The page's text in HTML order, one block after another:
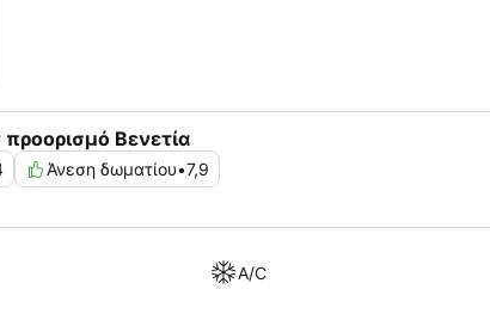
Βενετία
Άνεση δωματίου•7,9
A/C